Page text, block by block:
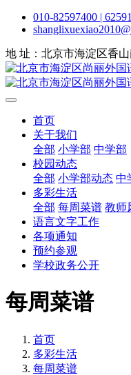
010-82597400 |
地 址：北京市海淀区香
首页
关于我们
全部 小学部 中学部
校园动态
全部 小学部动态 中
多彩生活
全部 每周菜谱 教师
语言文字工作
各项通知
预约参观
学校政务公开
每周菜谱
首页
多彩生活
每周菜谱